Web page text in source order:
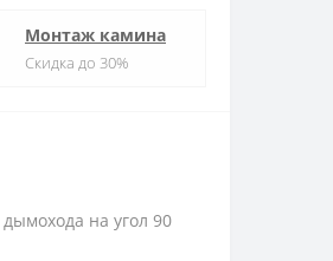
Монтаж камина
Скидка до 30%
на угол 90